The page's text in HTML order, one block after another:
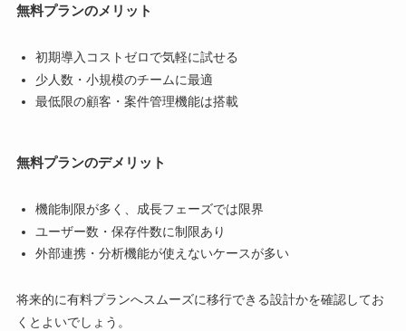
無料プランのメリット
初期導入コストゼロで気軽に試せる
少人数・小規模のチームに最適
最低限の顧客・案件管理機能は搭載
無料プランのデメリット
機能制限が多く、成長フェーズでは限界
ユーザー数・保存件数に制限あり
外部連携・分析機能が使えないケースが多い
将来的に有料プランへスムーズに移行できる設計かを確認してお
くとよいでしょう。